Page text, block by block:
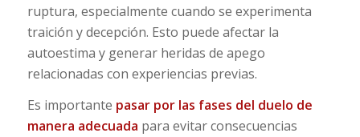
ruptura, especialmente cuando se experimenta
traición y decepción. Esto puede afectar la
autoestima y generar heridas de apego
relacionadas con experiencias previas.
Es importante pasar por las fases del duelo de
manera adecuada para evitar consecuencias